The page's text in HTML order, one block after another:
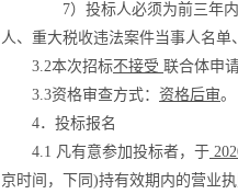
7）投标人必须为前三年
人、重大税收违法案件当事人名单
3.2本次招标不接受 联合体申请
3.3资格审查方式： 资格后审。
4．投标报名
4.1 凡有意参加投标者， 于
京时间，下同 )持有效期内的营业